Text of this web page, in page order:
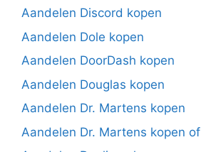
Aandelen Discord kopen
Aandelen Dole kopen
Aandelen DoorDash kopen
Aandelen Douglas kopen
Aandelen Dr. Martens kopen
Aandelen Dr. Martens kopen